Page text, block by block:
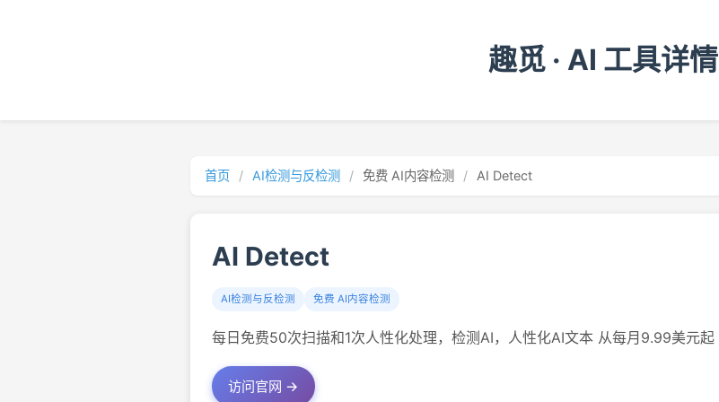
趣觅 · AI 工具详情
首页 / AI检测与反检测 / 免费 AI内容检测 / AI Detect
AI Detect
AI检测与反检测 免费 AI内容检测
每日免费50次扫描和1次人性化处理，检测AI，人性化AI文本 从每月9.99美元起
访问官网 →